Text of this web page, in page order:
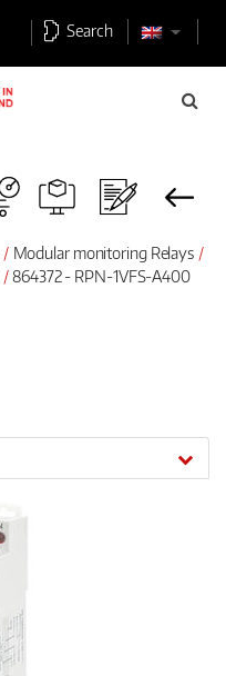
Search
Modular monitoring Relays
864372 - RPN-1VFS-A400